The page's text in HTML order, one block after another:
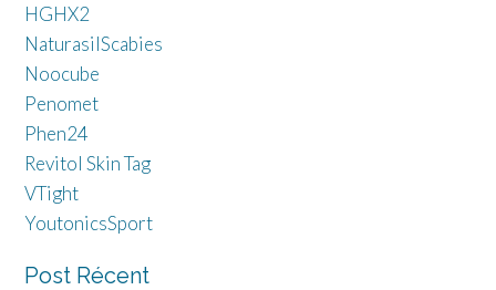
HGHX2
NaturasilScabies
Noocube
Penomet
Phen24
Revitol Skin Tag
VTight
YoutonicsSport
Post Récent